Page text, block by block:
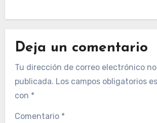
Deja un comentario
Tu dirección de correo electrónico
publicada. Los campos obligatorios
con *
Comentario *